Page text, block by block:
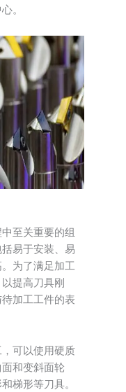
。
至关重要的组
易于安装、易
为了满足加工
提高刀具刚
加工工件的表
可以使用硬质
和变斜面轮
梯形等刀具。